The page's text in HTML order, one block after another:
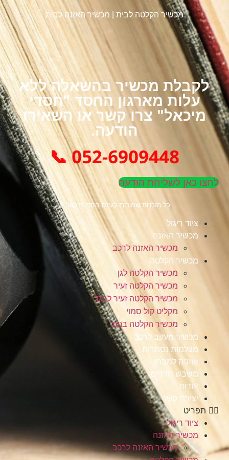
מכשיר הקלטה לבית מכשיר האזנה לבית
לקבלת מכשיר בהשאלה ללא
עלות מארגון החסד "חסדי
מיכאל" צרו קשר או השאירו
הודעה.
052-6909448 📞
לחצו כאן לשליחת הודעה
כל הזכויות שמורות לגמח חסדי מיכאל ©
ציוד ריגול
מכשיר האזנה
מכשיר האזנה לרכב
מכשיר הקלטה
מכשיר הקלטה לגן
מכשיר הקלטה זעיר
מכשיר הקלטה זעיר לבגד
מקליט קול סמוי
מכשיר הקלטה בנעל
מכשיר מעקב לרכב
מצלמות נסתרות
אוזניה למבחן
משבש תדרים
אודות
יצירת קשר
תפריט
ציוד ריגול
מכשיר האזנה
מכשיר האזנה לרכב